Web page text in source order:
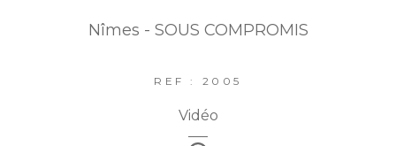
Nîmes - SOUS COMPROMIS
REF : 2005
Vidéo